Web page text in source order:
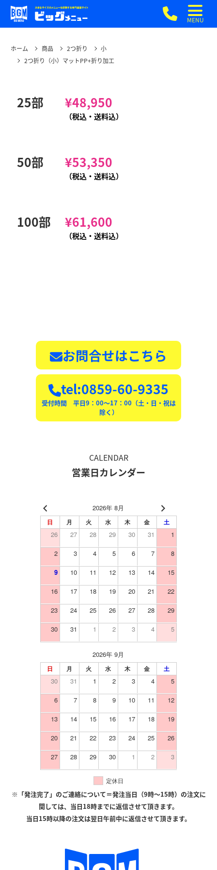
MENU
ホーム 商品 2つ折り
小
2つ折り（小）マットPP+折り加工
25部 ¥48,950
（税込・送料込）
50部 ¥53,350
（税込・送料込）
100部 ¥61,600
（税込・送料込）
お問合せはこちら
tel:0859-60-9335
受付時間 平日9：00〜17：00（土・日・祝は
除く）
CALENDAR
営業日カレンダー
2026年 8月
日 月 火 水 木 金 土
26 27 28 29 30 31 1
2 3 4 5 6 7 8
9 10 11 12 13 14 15
16 17 18 19 20 21 22
23 24 25 26 27 28 29
30 31 1 2 3 4 5
2026年 9月
日 月 火 水 木 金 土
30 31 1 2 3 4 5
6 7 8 9 10 11 12
13 14 15 16 17 18 19
20 21 22 23 24 25 26
27 28 29 30 1 2 3
定休日
※「発注完了」のご連絡について＝発注当日（9時〜15時）の注文に
関しては、当日18時までに返信させて頂きます。
当日15時以降の注文は翌日午前中に返信させて頂きます。